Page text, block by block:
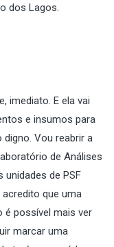
dos Lagos.
imediato. E ela vai
e insumos para
Vou reabrir a
de Análises
unidades de PSF
acredito que uma
é possível mais ver
marcar uma